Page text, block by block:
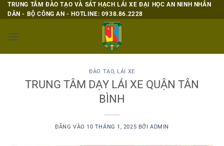
Bỏ
qua
dung
TRUNG TÂM ĐÀO TẠO VÀ SÁT HẠCH LÁI XE ĐẠI HỌC AN NINH NHÂN
DÂN - BỘ CÔNG AN - HOTLINE: 0938.86.2228
ĐÀO TẠO, LÁI XE
TRUNG TÂM DẠY LÁI XE QUẬN TÂN
BÌNH
ĐĂNG VÀO 10 THÁNG 1, 2025 BỞI ADMIN